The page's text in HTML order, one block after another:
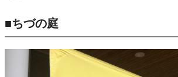
■ちづの庭